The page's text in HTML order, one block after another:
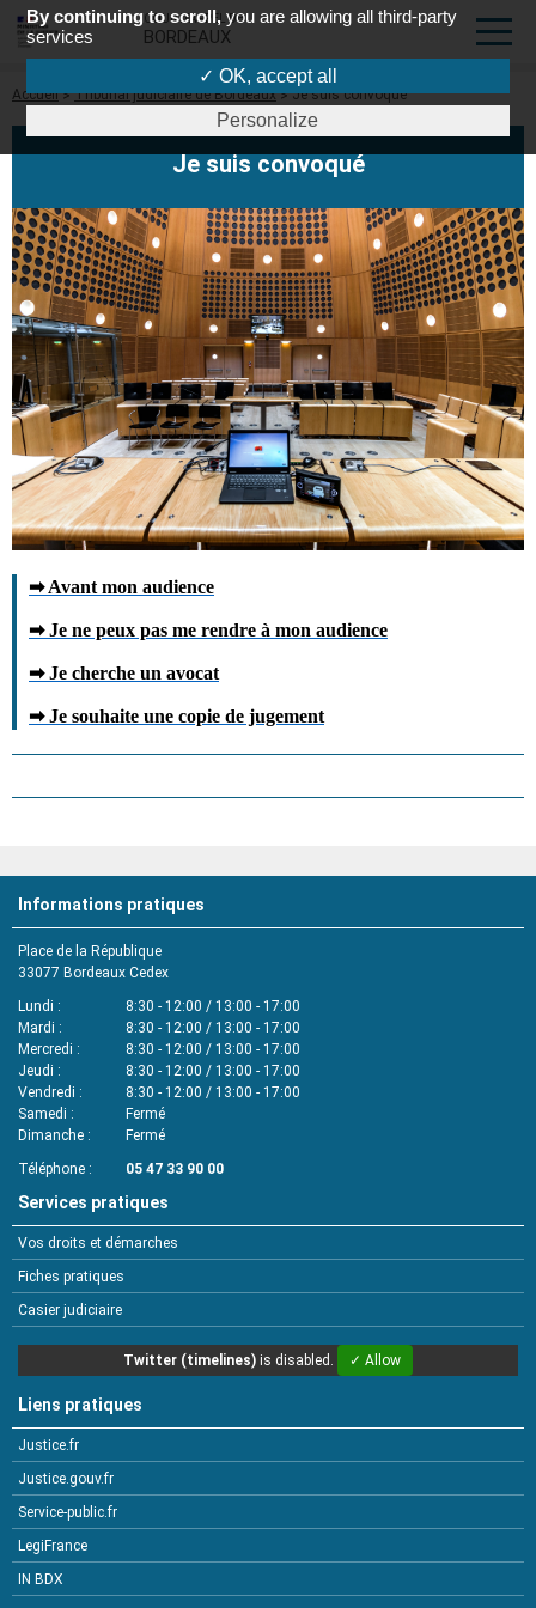
COUR D'APPEL DE
BORDEAUX
Fil
Accueil Tribunal judiciaire de Bordeaux Je suis convoqué
Je suis convoqué
➡ Avant mon audience
➡ Je ne peux pas me rendre à mon audience
➡ Je cherche un avocat
➡ Je souhaite une copie de jugement
Informations pratiques
Place de la République
33077 Bordeaux Cedex
Lundi
8:30 - 12:00 / 13:00 - 17:00
Mardi
8:30 - 12:00 / 13:00 - 17:00
Mercredi
8:30 - 12:00 / 13:00 - 17:00
Jeudi
8:30 - 12:00 / 13:00 - 17:00
Vendredi
8:30 - 12:00 / 13:00 - 17:00
Samedi
Fermé
Dimanche
Fermé
Téléphone
05 47 33 90 00
Services pratiques
Vos droits et démarches
Fiches pratiques
Casier judiciaire
Twitter (timelines) is disabled. ✓ Allow
Liens pratiques
Justice.fr
Justice.gouv.fr
Service-public.fr
LegiFrance
IN BDX
By continuing to scroll, you are allowing all third-party
services
✓ OK, accept all
Personalize